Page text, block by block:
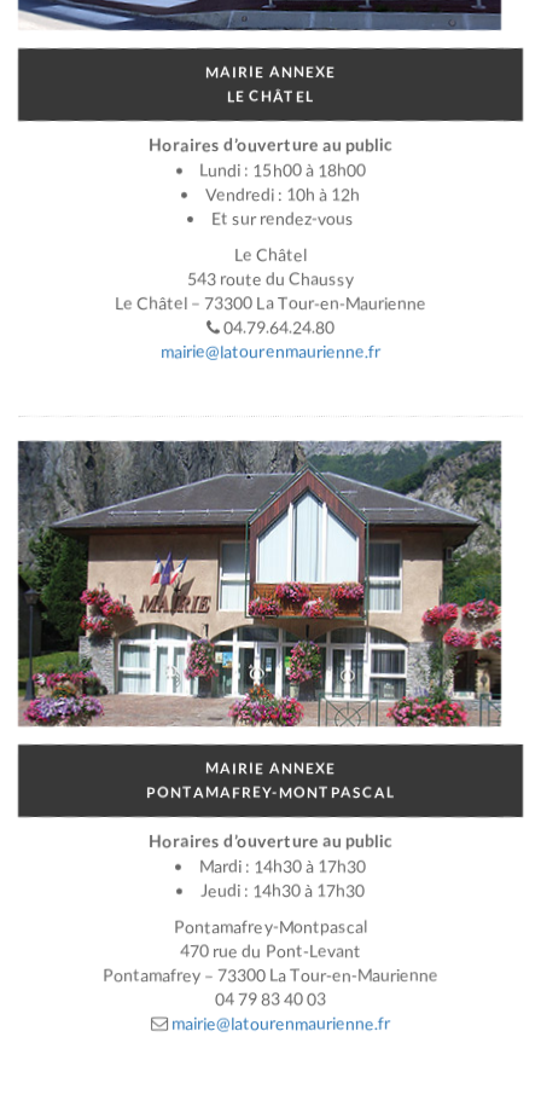
MAIRIE ANNEXE
LE CHÂTEL
Horaires d’ouverture au public
Lundi : 15h00 à 18h00
Vendredi : 10h à 12h
Et sur rendez-vous
Le Châtel
543 route du Chaussy
Le Châtel – 73300 La Tour-en-Maurienne
04.79.64.24.80
mairie@latourenmaurienne.fr
MAIRIE ANNEXE
PONTAMAFREY-MONTPASCAL
Horaires d’ouverture au public
Mardi : 14h30 à 17h30
Jeudi : 14h30 à 17h30
Pontamafrey-Montpascal
470 rue du Pont-Levant
Pontamafrey – 73300 La Tour-en-Maurienne
04 79 83 40 03
mairie@latourenmaurienne.fr